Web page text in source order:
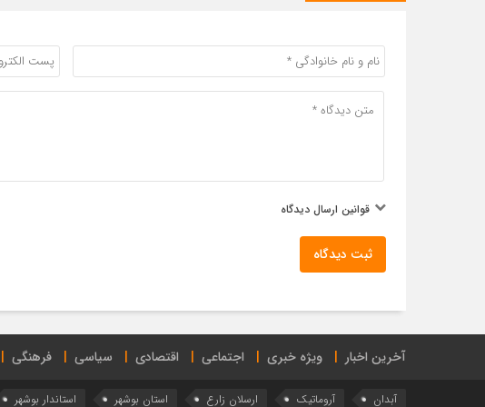
قوانین ارسال دیدگاه
ثبت دیدگاه
آخرین اخبار ویژه خبری اجتماعی اقتصادی سیاسی فرهنگی
آبدان آروماتیک ارسلان زارع استان بوشهر استاندار بوشهر